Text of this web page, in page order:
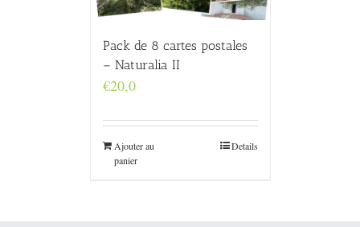
Pack de 8 cartes postales
– Naturalia II
€20,0
Ajouter au
panier
Details